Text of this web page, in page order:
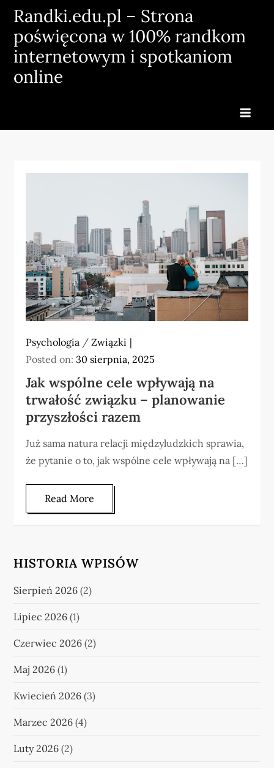
Skip
content
Randki.edu.pl – Strona
poświęcona w 100% randkom
internetowym i spotkaniom
online
Psychologia /Związki
Posted on:30 sierpnia, 2025
Jak wspólne cele wpływają na
trwałość związku – planowanie
przyszłości razem
Już sama natura relacji międzyludzkich sprawia,
że pytanie o to, jak wspólne cele wpływają na […]
Read More
HISTORIA WPISÓW
Sierpień 2026 (2)
Lipiec 2026 (1)
Czerwiec 2026 (2)
Maj 2026 (1)
Kwiecień 2026 (3)
Marzec 2026 (4)
Luty 2026 (2)